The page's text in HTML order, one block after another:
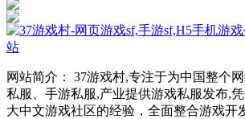
网站简介： 37游戏村,专注于为中国整个
私服、手游私服,产业提供游戏私服发布,
大中文游戏社区的经验，全面整合游戏开